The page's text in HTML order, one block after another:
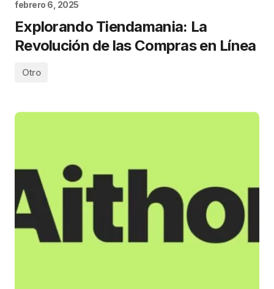
febrero 6, 2025
Explorando Tiendamania: La
Revolución de las Compras en Línea
Otro